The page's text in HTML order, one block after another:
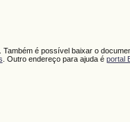
Também é possível baixar o
. Outro endereço para ajuda é portal